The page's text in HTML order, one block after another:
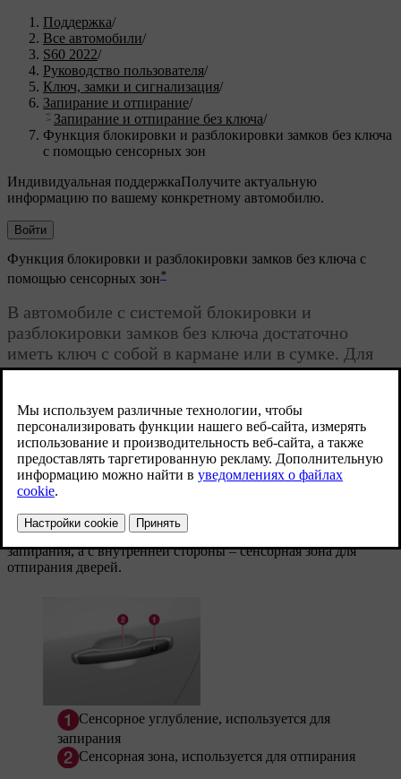
Поддержка/
Все автомобили/
S60 2022/
Руководство пользователя/
Ключ, замки и сигнализация/
Запирание и отпирание/
Запирание и отпирание без ключа/
Функция блокировки и разблокировки замков без ключа
с помощью сенсорных зон
Индивидуальная поддержкаПолучите актуальную
информацию по вашему конкретному автомобилю.
Войти
Обновленная версия 19.10.2021
Функция блокировки и разблокировки замков без ключа с
помощью сенсорных зон*
В автомобиле с системой блокировки и
разблокировки замков без ключа достаточно
иметь ключ с собой в кармане или в сумке. Для
блокировки и разблокировки замков автомобиля
ручке.
Сенсорные зоны
На наружной стороне дверных ручек имеются углубления для
запирания, а с внутренней стороны – сенсорная зона для
отпирания дверей.
Сенсорное углубление, используется для
запирания
Сенсорная зона, используется для отпирания